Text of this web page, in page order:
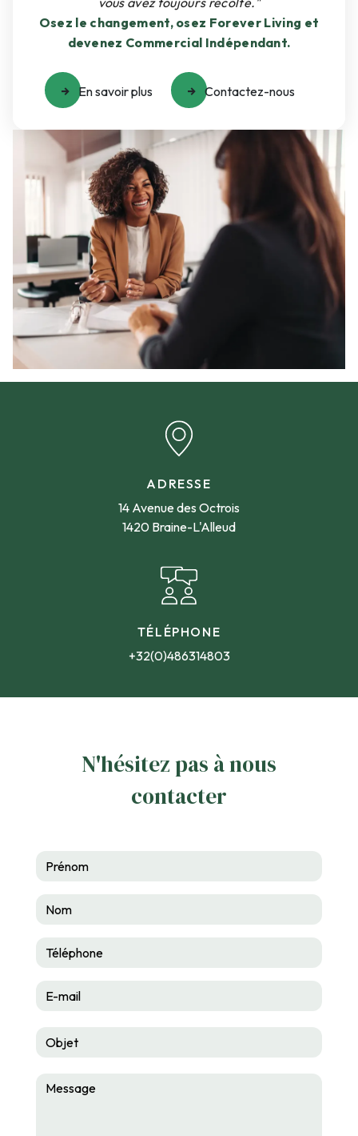
Osez le changement, osez Forever Living et
devenez Commercial Indépendant.
En savoir plus Contactez-nous
ADRESSE
14 Avenue des Octrois
1420 Braine-L'Alleud
TÉLÉPHONE
+32(0)486314803
N'hésitez pas à nous
contacter